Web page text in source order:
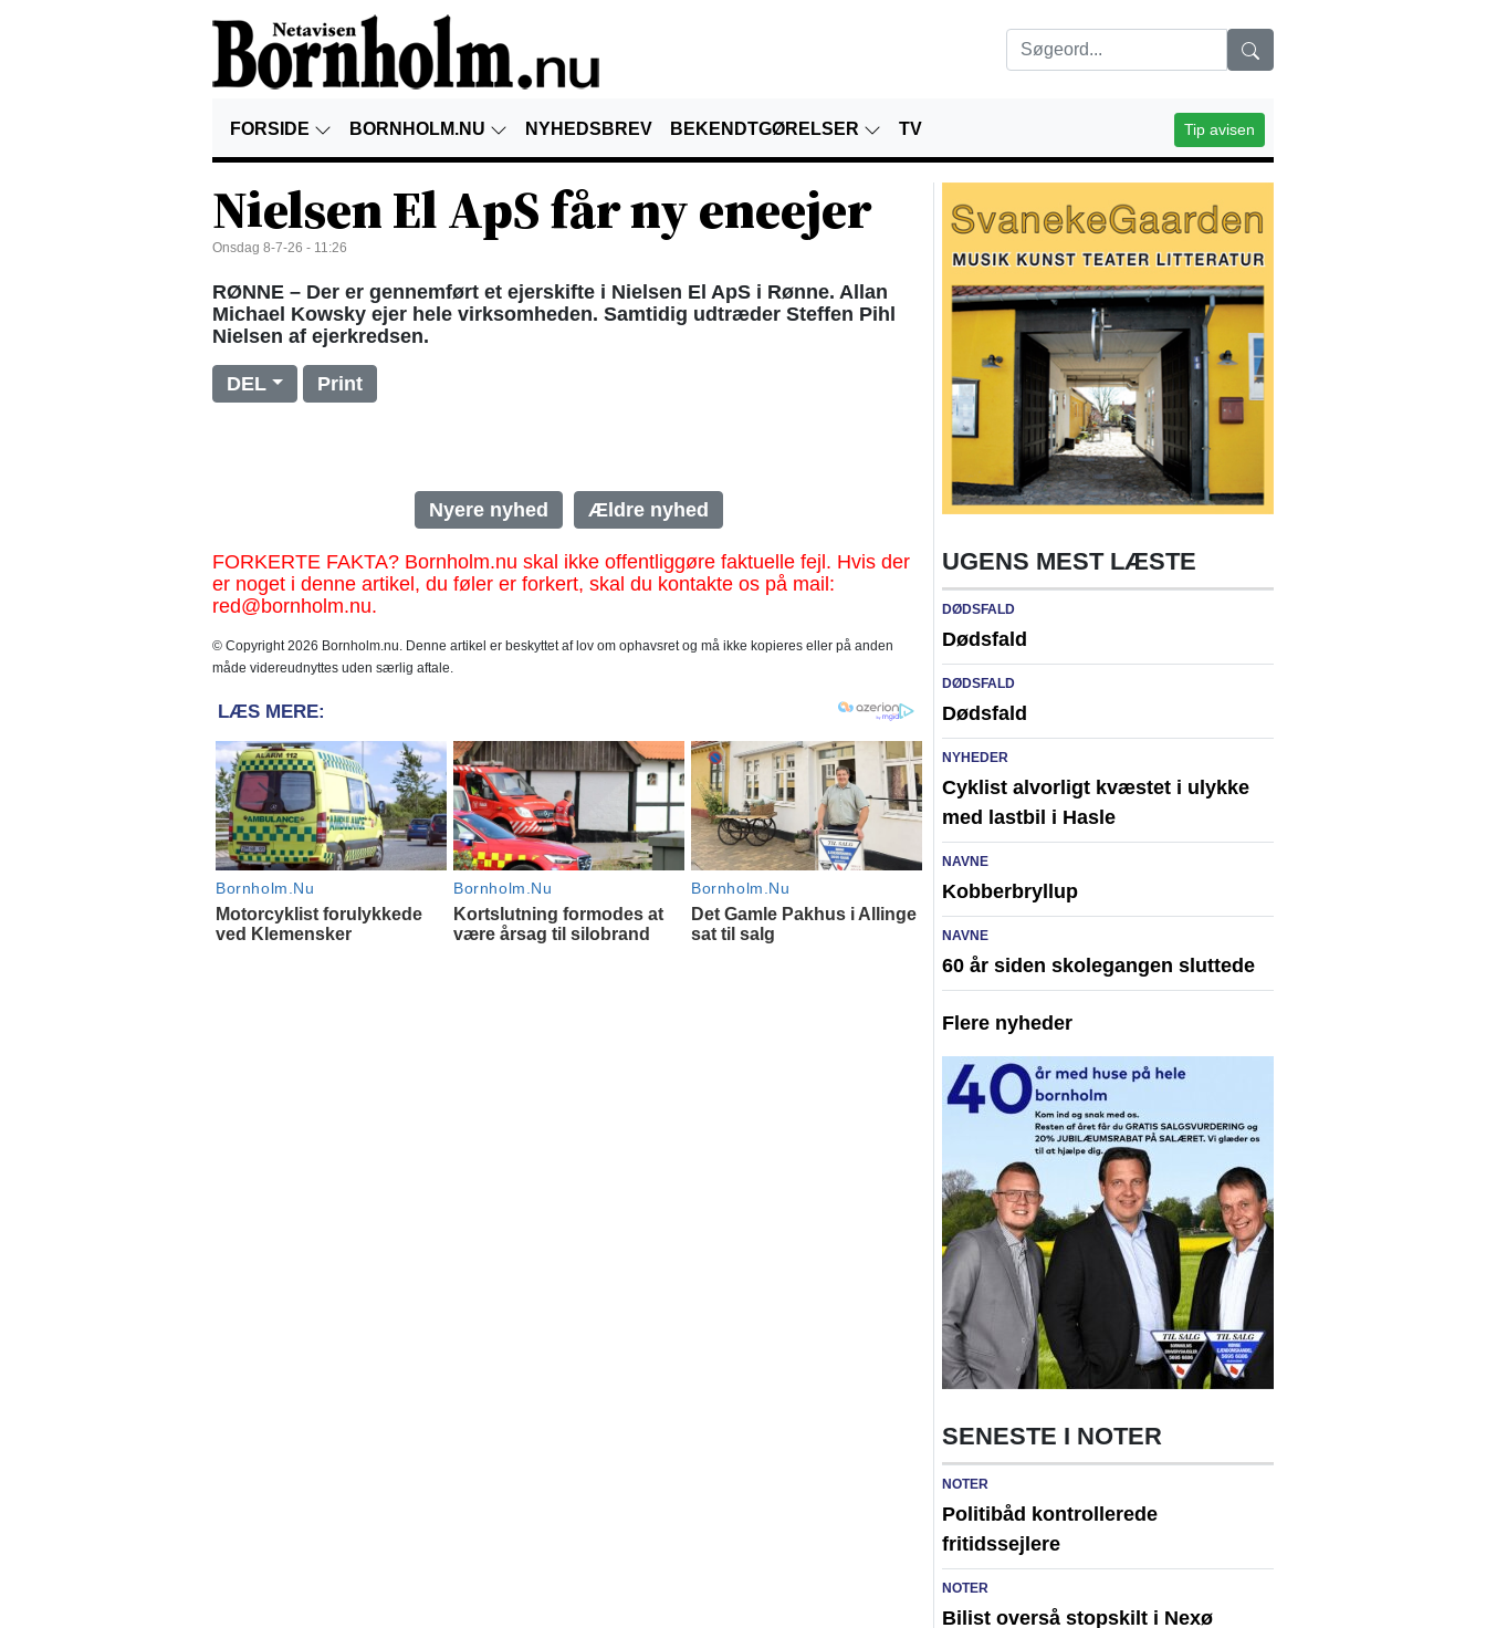
FORSIDE BORNHOLM.NU NYHEDSBREV BEKENDTGØRELSER TV Tip avisen
Nielsen El ApS får ny eneejer
Onsdag 8-7-26 - 11:26
RØNNE – Der er gennemført et ejerskifte i Nielsen El ApS i Rønne. Allan
Michael Kowsky ejer hele virksomheden. Samtidig udtræder Steffen Pihl
Nielsen af ejerkredsen.
DEL Print
Nyere nyhed Ældre nyhed
FORKERTE FAKTA? Bornholm.nu skal ikke offentliggøre faktuelle fejl. Hvis der
er noget i denne artikel, du føler er forkert, skal du kontakte os på mail:
red@bornholm.nu.
© Copyright 2026 Bornholm.nu. Denne artikel er beskyttet af lov om ophavsret og må ikke kopieres eller på anden
måde videreudnyttes uden særlig aftale.
UGENS MEST LÆSTE
DØDSFALD
Dødsfald
DØDSFALD
Dødsfald
NYHEDER
Cyklist alvorligt kvæstet i ulykke
med lastbil i Hasle
NAVNE
Kobberbryllup
NAVNE
60 år siden skolegangen sluttede
Flere nyheder
SENESTE I NOTER
NOTER
Politibåd kontrollerede
fritidssejlere
NOTER
Bilist overså stopskilt i Nexø